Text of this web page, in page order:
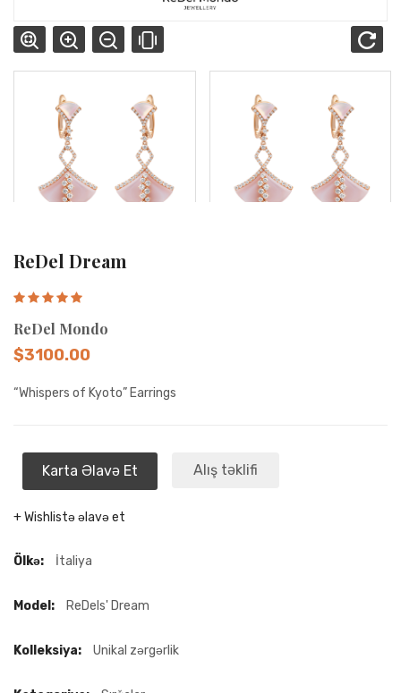
ReDel Dream
ReDel Mondo
$3100.00
“Whispers of Kyoto” Earrings
Karta Əlavə Et Alış təklifi
+ Wishlistə əlavə et
Ölkə: İtaliya
Model: ReDels' Dream
Kolleksiya: Unikal zərgərlik